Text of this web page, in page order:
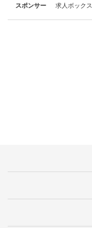
スポンサー
求人ボックス